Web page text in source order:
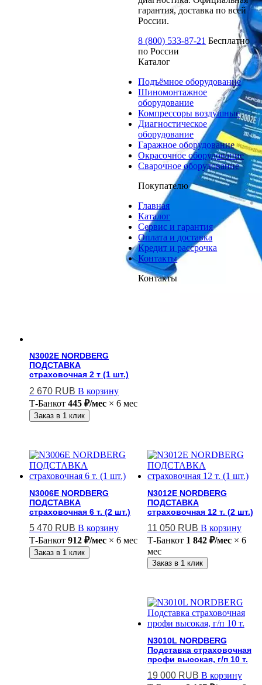
N3002E NORDBERG
ПОДСТАВКА
страховочная 2 т (1 шт.)
2 670 RUB В корзину
Т-Банкот 445 ₽/мес × 6 мес
Заказ в 1 клик
N3006E NORDBERG
ПОДСТАВКА
страховочная 6 т. (2 шт.)
5 470 RUB В корзину
Т-Банкот 912 ₽/мес × 6 мес
Заказ в 1 клик
N3012E NORDBERG
ПОДСТАВКА
страховочная 12 т. (2 шт.)
11 050 RUB В корзину
Т-Банкот 1 842 ₽/мес× 6
мес
Заказ в 1 клик
N3010L NORDBERG
Подставка страховочная
профи высокая, г/п 10 т.
19 000 RUB В корзину
гарантия, доставка по всей
России.
8 (800) 533-87-21 Бесплатно
по России
Каталог
Подъёмное оборудование
Шиномонтажное
оборудование
Компрессоры воздушные
Диагностическое
оборудование
Гаражное оборудование
Окрасочное оборудование
Сварочное оборудование
Покупателю
Главная
Каталог
Сервис и гарантия
Оплата и доставка
Кредит и рассрочка
Контакты
Контакты